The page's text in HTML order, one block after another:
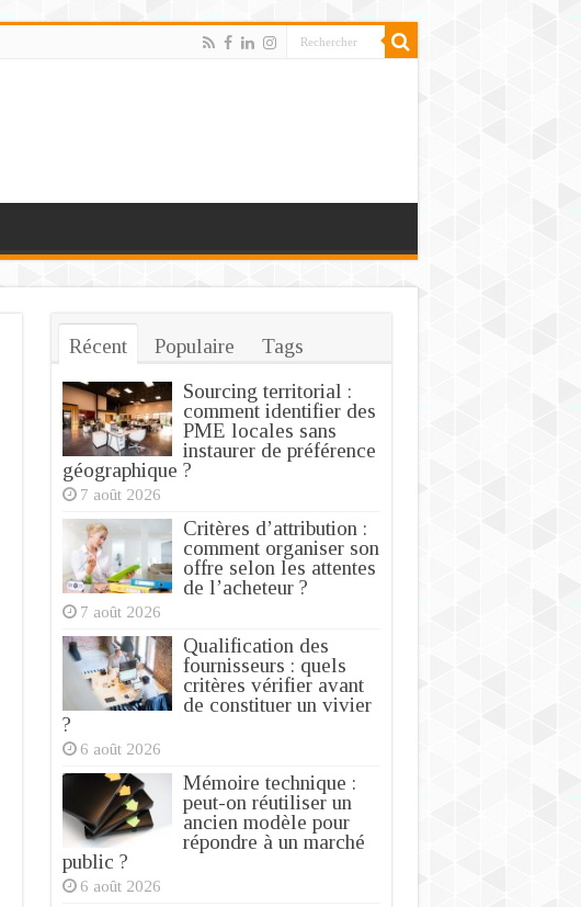
Récent Populaire
Tags
Sourcing territorial :
comment identifier des
PME locales sans
instaurer de préférence
géographique ?
7 août 2026
Critères d’attribution :
comment organiser son
offre selon les attentes
de l’acheteur ?
7 août 2026
Qualification des
fournisseurs : quels
critères vérifier avant
de constituer un vivier
?
6 août 2026
Mémoire technique :
peut-on réutiliser un
ancien modèle pour
répondre à un marché
public ?
6 août 2026